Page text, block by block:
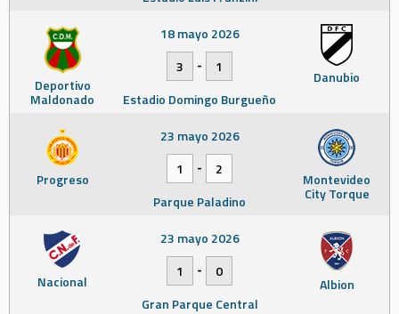
Deportivo
Maldonado
Danubio
18 mayo 2026
3
-
1
Estadio Domingo Burgueño
Progreso Montevideo
City Torque
23 mayo 2026
1
-
2
Parque Paladino
Nacional Albion
23 mayo 2026
1
-
0
Gran Parque Central